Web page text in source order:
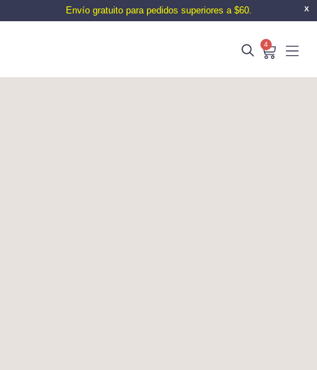
X
Envío gratuito para pedidos superiores a $60.
4